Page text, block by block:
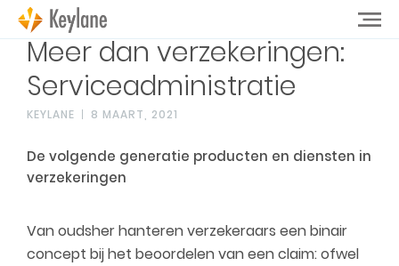
Meer dan verzekeringen:
Serviceadministratie
KEYLANE 8 MAART, 2021
De volgende generatie producten en diensten in
verzekeringen
Van oudsher hanteren verzekeraars een binair
concept bij het beoordelen van een claim: ofwel